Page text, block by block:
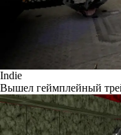
Indie
Вышел геймплейный